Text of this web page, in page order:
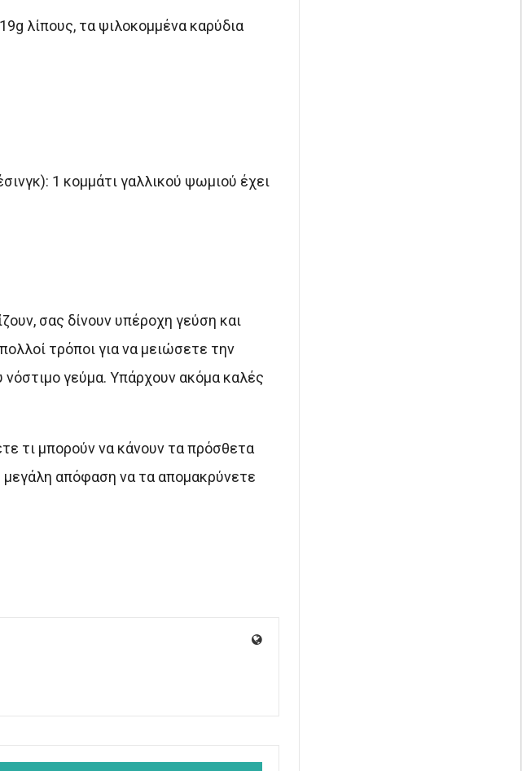
λίπους, τα ψιλοκομμένα καρύδια
1 κομμάτι γαλλικού ψωμιού έχει
σας δίνουν υπέροχη γεύση και
τρόποι για να μειώσετε την
γεύμα. Υπάρχουν ακόμα καλές
τι μπορούν να κάνουν τα πρόσθετα
μεγάλη απόφαση να τα απομακρύνετε